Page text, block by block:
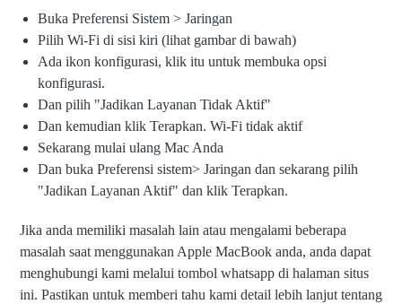
Buka Preferensi Sistem > Jaringan
Pilih Wi-Fi di sisi kiri (lihat gambar di bawah)
Ada ikon konfigurasi, klik itu untuk membuka opsi
konfigurasi.
Dan pilih "Jadikan Layanan Tidak Aktif"
Dan kemudian klik Terapkan. Wi-Fi tidak aktif
Sekarang mulai ulang Mac Anda
Dan buka Preferensi sistem> Jaringan dan sekarang pilih
"Jadikan Layanan Aktif" dan klik Terapkan.
Jika anda memiliki masalah lain atau mengalami beberapa
masalah saat menggunakan Apple MacBook anda, anda dapat
menghubungi kami melalui tombol whatsapp di halaman situs
ini. Pastikan untuk memberi tahu kami detail lebih lanjut tentang